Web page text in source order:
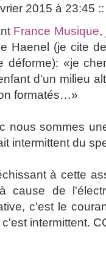
2015 à 23:45 ::
France Musique,
Haenel (je cite
déforme): «je
d'un milieu
formatés…»
nous sommes
intermittent du
à cette
cause de
c'est le
intermittent.